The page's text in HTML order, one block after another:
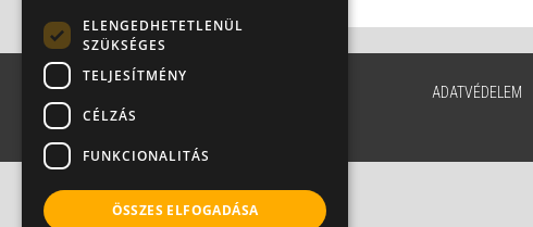
ADATVÉDELEM
ELENGEDHETETLENÜL
SZÜKSÉGES
TELJESÍTMÉNY
CÉLZÁS
FUNKCIONALITÁS
ÖSSZES ELFOGADÁSA